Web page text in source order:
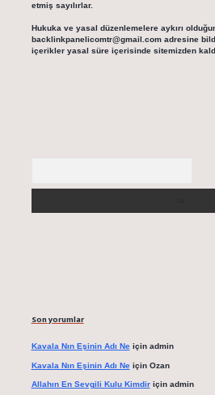
etmiş sayılırlar.
Hukuka ve yasal düzenlemelere aykırı
backlinkpanelicomtr@gmail.comadresine
içerikler yasal süre içerisinde sitemizden
Son yorumlar
Kavala Nın Eşinin Adı Neiçin admin
Kavala Nın Eşinin Adı Neiçin Ozan
Allahın En Sevgili Kulu Kimdiriçin admin